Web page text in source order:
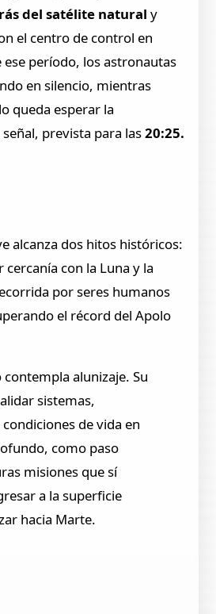
del satélite naturaly
el centro de control en
período, los astronautas
en silencio, mientras
queda esperar la
prevista para las20:25.
alcanza dos hitos históricos:
con la Luna y la
por seres humanos
el récord del Apolo
alunizaje. Su
sistemas,
de vida en
como paso
misiones que sí
a la superficie
hacia Marte.